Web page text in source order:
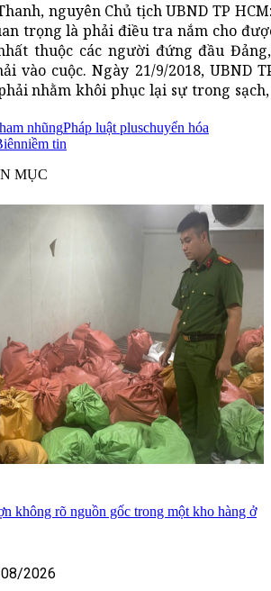
nguyên Chủ tịch UBND TP
trọng là phải điều tra nắm cho
thuộc các người đứng đầu
vào cuộc. Ngày 21/9/2018, UBND
nhằm khôi phục lại sự trong
nhũngPháp luật pluschuyển hóa
niềm tin
MỤC
không rõ nguồn gốc trong một kho hàng ở
2026